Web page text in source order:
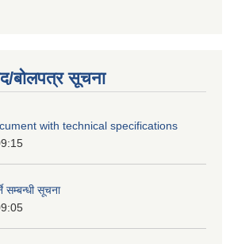
बोलपत्र सूचना
with technical specifications
सम्बन्धी सूचना